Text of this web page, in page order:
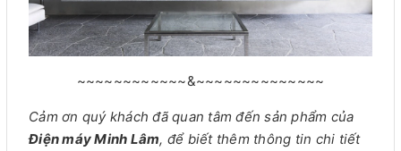
~~~~~~~~~~~~&~~~~~~~~~~~~~~
Cảm ơn quý khách đã quan tâm đến sản phẩm của
Điện máy Minh Lâm, để biết thêm thông tin chi tiết